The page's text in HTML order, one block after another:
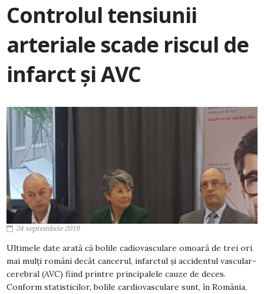
Controlul tensiunii
arteriale scade riscul de
infarct și AVC
24 septembrie 2019
Ultimele date arată că bolile cadiovasculare omoară de trei ori
mai mulți români decât cancerul, infarctul și accidentul vascular-
cerebral (AVC) fiind printre principalele cauze de deces.
Conform statisticilor, bolile cardiovasculare sunt, în România,